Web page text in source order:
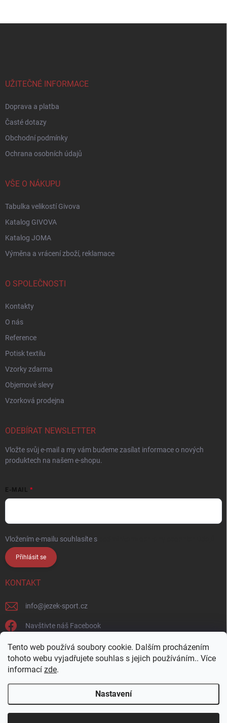
Tento web používá soubory cookie. Dalším procházením
tohoto webu vyjadřujete souhlas s jejich používáním.. Více
informací zde.
Nastavení
UŽITEČNÉ INFORMACE
Doprava a platba
Časté dotazy
Obchodní podmínky
Ochrana osobních údajů
VŠE O NÁKUPU
Tabulka velikostí Givova
Katalog GIVOVA
Katalog JOMA
Výměna a vrácení zboží, reklamace
O SPOLEČNOSTI
Kontakty
O nás
Reference
Potisk textilu
Vzorky zdarma
Objemové slevy
Vzorková prodejna
ODEBÍRAT NEWSLETTER
Vložte svůj e-mail a my vám budeme zasílat informace o nových
produktech na našem e-shopu.
E-MAIL
Vložením e-mailu souhlasíte s
Přihlásit se
KONTAKT
info@jezek-sport.cz
Navštivte náš Facebook
jezek_sport_np/
Copyright 2026Ježek sport s.r.o.. Všechna práva vyhrazena.Upravit